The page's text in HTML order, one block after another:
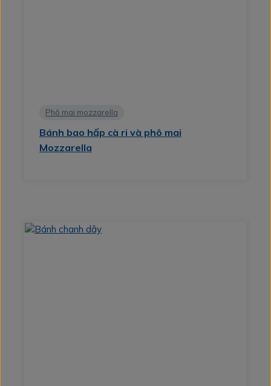
Phô mai mozzarella
Bánh bao hấp cà ri và phô mai
Mozzarella